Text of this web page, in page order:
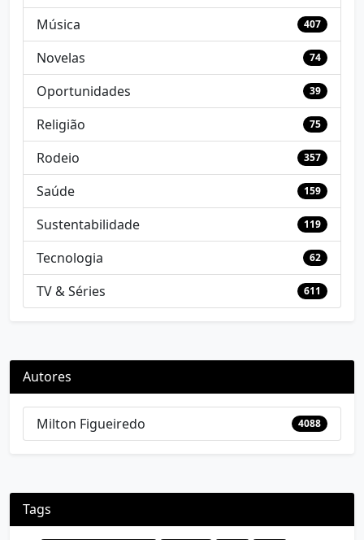
Música 407
Novelas 74
Oportunidades 39
Religião 75
Rodeio 357
Saúde 159
Sustentabilidade 119
Tecnologia 62
TV & Séries 611
Autores
Milton Figueiredo 4088
Tags